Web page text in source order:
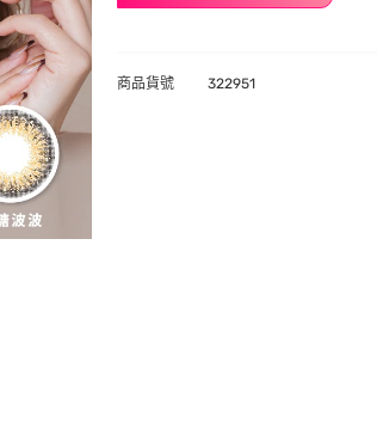
商品貨號 322951